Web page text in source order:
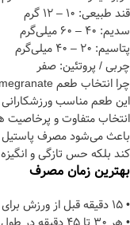
قند طبیعی: 10 – 12 گرم
سدیم: 40 – 60 میلی‌گرم
پتاسیم: 20 – 40 میلی‌گرم
چربی / پروتئین: صفر
چرا انتخاب طعم Blueberry Pomegranate؟
این طعم مناسب ورزشکارانی
انتخاب متفاوت و پرخاصیت
باعث می‌شود مصرف پاستیل
کند بلکه حس تازگی و
بهترین زمان مصرف
• 15 دقیقه قبل از ورزش برای شروع پرقدرت